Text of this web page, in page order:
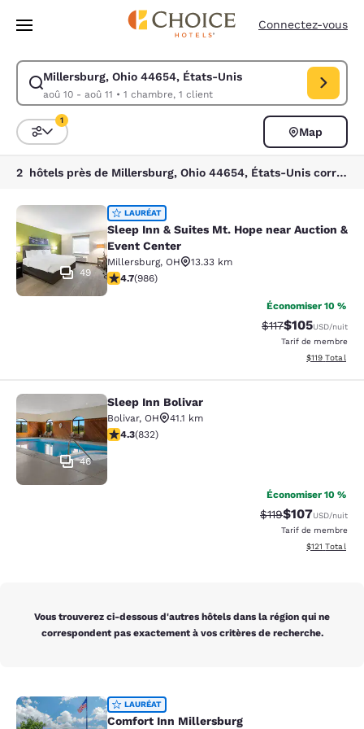
Passer à Contenu Principal
Connectez-vous
Millersburg, Ohio 44654, États-Unis
aoû 10 - aoû 11 • 1 chambre, 1 client
Modifiez la recherche pour Millersburg, Ohio 44654, États-Unis. Date
Trier et filtrer
1
Map
2 hôtels près de Millersburg, Ohio 44654, États-Unis correspondant à vos filtres
Sleep Inn & Suites Mt. Hope near
49
LAURÉAT
Sleep Inn & Suites Mt. Hope near Auction &
Event Center
Millersburg, OH
13.33 km
4.65 étoiles. Exceptionnel. 986 commentaires
4.7(986)
Économiser 10 %
Tarif barré :
$117Tarif réduit :
$105USD/nuit
Tarif de membre
Afficher les
$119 Total
Sleep Inn Bolivar
46
Sleep Inn Bolivar
Bolivar, OH
41.1 km
4.29 étoiles. Excellent. 832 commentaires
4.3(832)
Économiser 10 %
Tarif barré :
$119Tarif réduit :
$107USD/nuit
Tarif de membre
Afficher les
$121 Total
Vous trouverez ci-dessous d'autres hôtels dans la région qui ne
correspondent pas exactement à vos critères de recherche.
Comfort Inn Millersburg
LAURÉAT
Comfort Inn Millersburg